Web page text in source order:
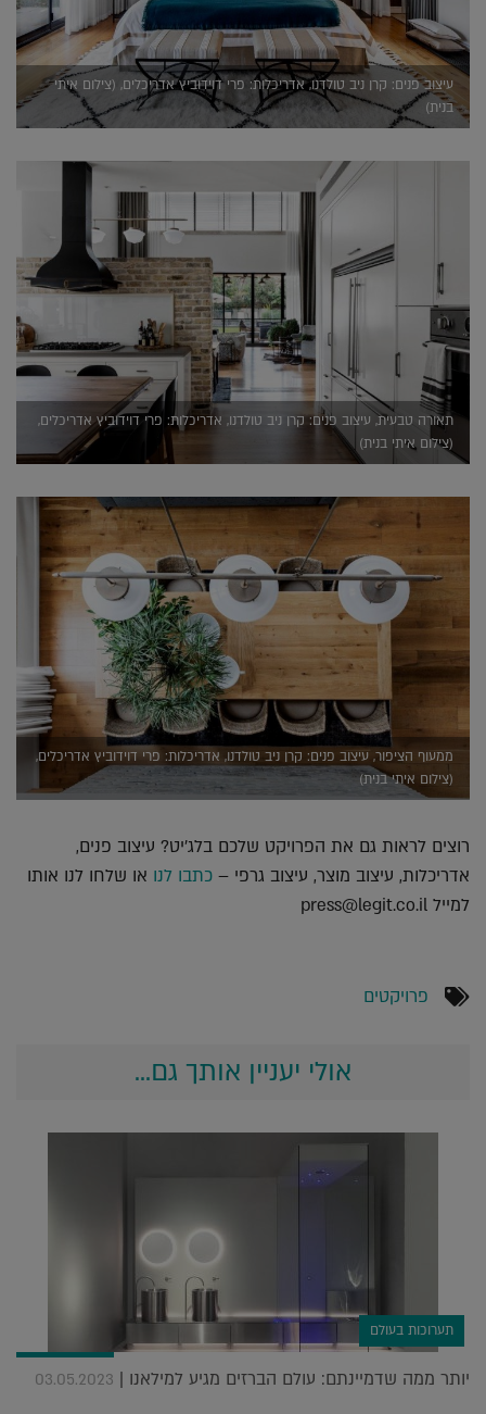
עיצוב פנים: קרן ניב טולדנו, אדריכלות: פרי דוידוביץ אדריכלים, (צילום איתי
בנית)
תאורה טבעית, עיצוב פנים: קרן ניב טולדנו, אדריכלות: פרי דוידוביץ אדריכלים,
(צילום איתי בנית)
ממעוף הציפור, עיצוב פנים: קרן ניב טולדנו, אדריכלות: פרי דוידוביץ אדריכלים,
(צילום איתי בנית)
רוצים לראות גם את הפרויקט שלכם בלג'יט? עיצוב פנים,
אדריכלות, עיצוב מוצר, עיצוב גרפי – כתבו לנו או שלחו לנו אותו
למייל press@legit.co.il
פרויקטים
אולי יעניין אותך גם...
תערוכות בעולם
יותר ממה שדמיינתם: עולם הברזים מגיע למילאנו | 03.05.2023